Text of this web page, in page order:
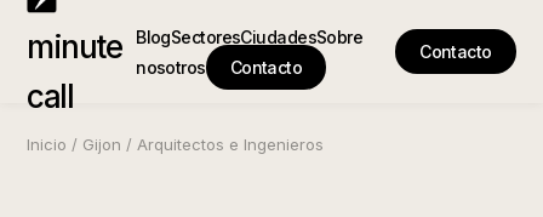
minute
call
BlogSectoresCiudadesSobre
nosotros
Contacto
Contacto
Inicio / Gijon / Arquitectos e Ingenieros